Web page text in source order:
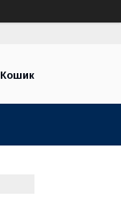
Кошик